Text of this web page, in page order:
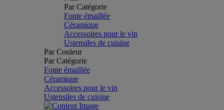
Par Catégorie
Fonte émaillée
Céramique
Accessoires pour le vin
Ustensiles de cuisine
Par Couleur
Par Catégorie
Fonte émaillée
Céramique
Accessoires pour le vin
Ustensiles de cuisine